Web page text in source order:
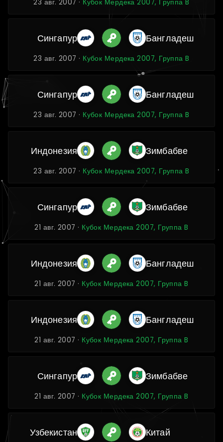
23 авг. 2007 · Кубок Мердека 2007, Группа B
Сингапур Бангладеш
23 авг. 2007 · Кубок Мердека 2007, Группа B
Сингапур Бангладеш
23 авг. 2007 · Кубок Мердека 2007, Группа B
Индонезия Зимбабве
23 авг. 2007 · Кубок Мердека 2007, Группа B
Сингапур Зимбабве
21 авг. 2007 · Кубок Мердека 2007, Группа B
Индонезия Бангладеш
21 авг. 2007 · Кубок Мердека 2007, Группа B
Индонезия Бангладеш
21 авг. 2007 · Кубок Мердека 2007, Группа B
Сингапур Зимбабве
21 авг. 2007 · Кубок Мердека 2007, Группа B
Узбекистан Китай